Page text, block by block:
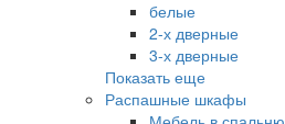
белые
2-х дверные
3-х дверные
Показать еще
Распашные шкафы